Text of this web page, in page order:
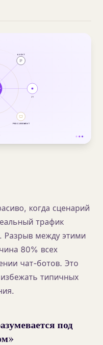
когда сценарий
трафик
Разрыв между этими
80% всех
чат-ботов. Это
типичных
под